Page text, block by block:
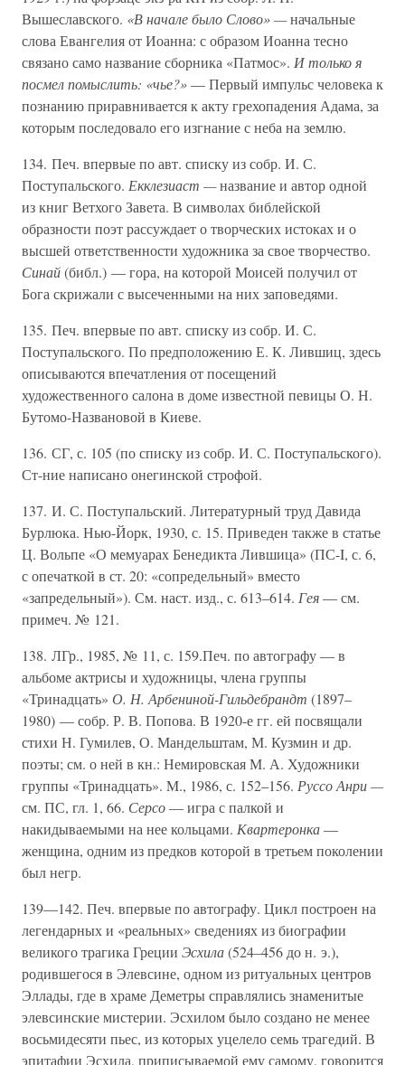
Вышеславского. «В начале было Слово» —начальные
слова Евангелия от Иоанна: с образом Иоанна тесно
связано само название сборника «Патмос». И только я
посмел помыслить: «чье?»— Первый импульс человека к
познанию приравнивается к акту грехопадения Адама, за
которым последовало его изгнание с неба на землю.
134. Печ. впервые по авт. списку из собр. И. С.
Поступальского. Екклезиаст —название и автор одной
из книг Ветхого Завета. В символах библейской
образности поэт рассуждает о творческих истоках и о
высшей ответственности художника за свое творчество.
Синай(библ.) — гора, на которой Моисей получил от
Бога скрижали с высеченными на них заповедями.
135. Печ. впервые по авт. списку из собр. И. С.
Поступальского. По предположению Е. К. Лившиц, здесь
описываются впечатления от посещений
художественного салона в доме известной певицы О. Н.
Бутомо-Названовой в Киеве.
136. СГ, с. 105 (по списку из собр. И. С. Поступальского).
Ст-ние написано онегинской строфой.
137. И. С. Поступальский. Литературный труд Давида
Бурлюка. Нью-Йорк, 1930, с. 15. Приведен также в статье
Ц. Вольпе «О мемуарах Бенедикта Лившица» (ПС-I, с. 6,
с опечаткой в ст. 20: «сопредельный» вместо
«запредельный»). См. наст. изд., с. 613–614. Гея— см.
примеч. № 121.
138. ЛГр., 1985, № 11, с. 159.Печ. по автографу — в
альбоме актрисы и художницы, члена группы
«Тринадцать» О. Н. Арбениной-Гильдебрандт (1897–
1980) — собр. Р. В. Попова. В 1920-е гг. ей посвящали
стихи Н. Гумилев, О. Мандельштам, М. Кузмин и др.
поэты; см. о ней в кн.: Немировская М. А. Художники
группы «Тринадцать». M., 1986, с. 152–156. Руссо Анри —
см. ПС, гл. 1, 66. Серсо— игра с палкой и
накидываемыми на нее кольцами. Квартеронка—
женщина, одним из предков которой в третьем поколении
был негр.
139—142. Печ. впервые по автографу. Цикл построен на
легендарных и «реальных» сведениях из биографии
великого трагика Греции Эсхила(524–456 до н. э.),
родившегося в Элевсине, одном из ритуальных центров
Эллады, где в храме Деметры справлялись знаменитые
элевсинские мистерии. Эсхилом было создано не менее
восьмидесяти пьес, из которых уцелело семь трагедий. В
эпитафии Эсхила, приписываемой ему самому, говорится